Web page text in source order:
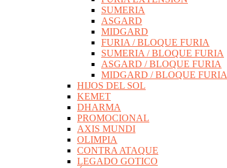
SUMERIA
ASGARD
MIDGARD
FURIA / BLOQUE FURIA
SUMERIA / BLOQUE FURIA
ASGARD / BLOQUE FURIA
MIDGARD / BLOQUE FURIA
HIJOS DEL SOL
KEMET
DHARMA
PROMOCIONAL
AXIS MUNDI
OLIMPIA
CONTRA ATAQUE
LEGADO GOTICO